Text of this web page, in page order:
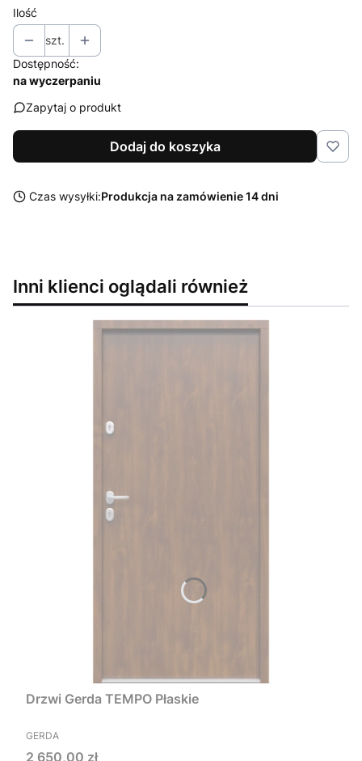
Ilość
szt.
Dostępność:
na wyczerpaniu
Zapytaj o produkt
Dodaj do koszyka
Czas wysyłki:Produkcja na zamówienie 14 dni
Inni klienci oglądali również
Drzwi Gerda TEMPO Płaskie
PRODUCENT
GERDA
Cena
2 650,00 zł